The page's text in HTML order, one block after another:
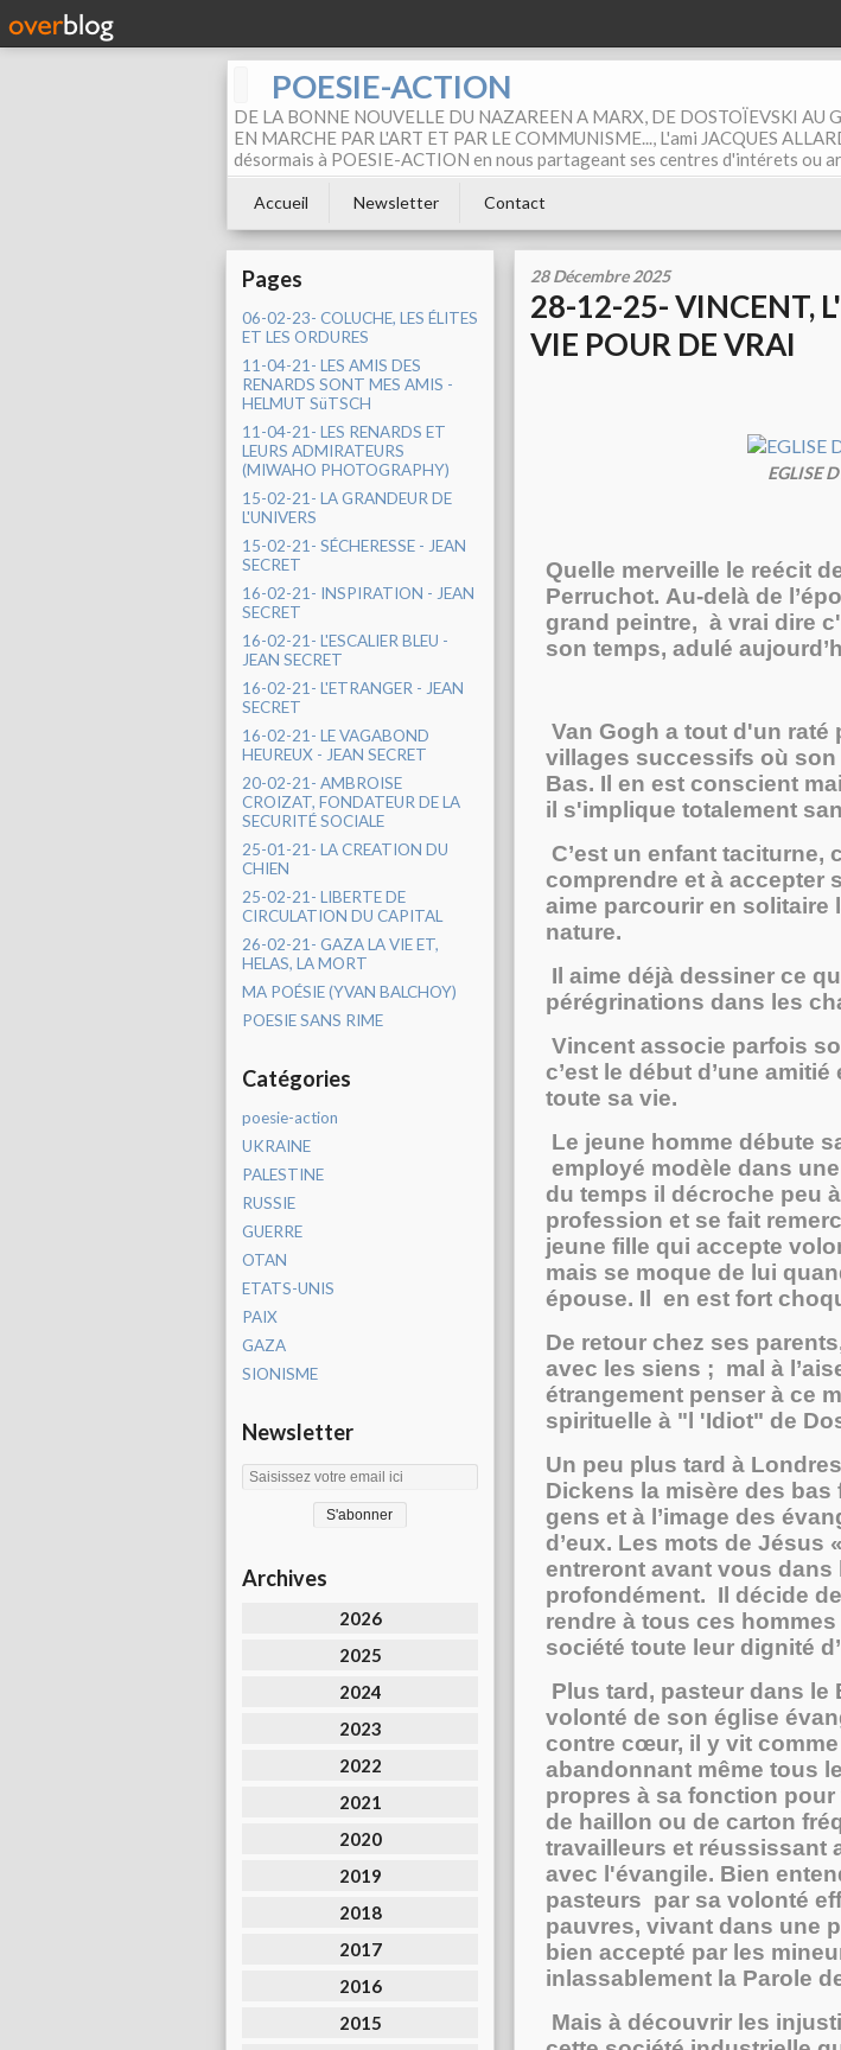
POESIE-ACTION
DE LA BONNE NOUVELLE DU NAZAREEN A MARX, DE DOSTOÏEVSKI AU
EN MARCHE PAR L'ART ET PAR LE COMMUNISME..., L'ami JACQUES
désormais à POESIE-ACTION en nous partageant ses centres d'intérets ou
Accueil Newsletter Contact
Pages
06-02-23- COLUCHE, LES ÉLITES
ET LES ORDURES
11-04-21- LES AMIS DES
RENARDS SONT MES AMIS -
HELMUT SüTSCH
11-04-21- LES RENARDS ET
LEURS ADMIRATEURS
(MIWAHO PHOTOGRAPHY)
15-02-21- LA GRANDEUR DE
L'UNIVERS
15-02-21- SÉCHERESSE - JEAN
SECRET
16-02-21- INSPIRATION - JEAN
SECRET
16-02-21- L'ESCALIER BLEU -
JEAN SECRET
16-02-21- L'ETRANGER - JEAN
SECRET
16-02-21- LE VAGABOND
HEUREUX - JEAN SECRET
20-02-21- AMBROISE
CROIZAT, FONDATEUR DE LA
SECURITÉ SOCIALE
25-01-21- LA CREATION DU
CHIEN
25-02-21- LIBERTE DE
CIRCULATION DU CAPITAL
26-02-21- GAZA LA VIE ET,
HELAS, LA MORT
MA POÉSIE (YVAN BALCHOY)
POESIE SANS RIME
Catégories
poesie-action
UKRAINE
PALESTINE
RUSSIE
GUERRE
OTAN
ETATS-UNIS
PAIX
GAZA
SIONISME
Newsletter
Archives
2026
2025
2024
2023
2022
2021
2020
2019
2018
2017
2016
2015
28 Décembre 2025
28-12-25- VINCENT,
VIE POUR DE VRAI
EGLISE
Quelle merveille le reécit
Perruchot. Au-delà de
grand peintre, à vrai dire
son temps, adulé
Van Gogh a tout d'un raté
villages successifs où son
Bas. Il en est conscient
il s'implique totalement
C’est un enfant taciturne,
comprendre et à accepter
aime parcourir en solitaire
nature.
Il aime déjà dessiner ce
pérégrinations dans les
Vincent associe parfois
c’est le début d’une
toute sa vie.
Le jeune homme débute
employé modèle dans
du temps il décroche peu
profession et se fait
jeune fille qui accepte
mais se moque de lui
épouse. Il en est fort
De retour chez ses
avec les siens ; mal à
étrangement penser à ce
spirituelle à "l 'Idiot" de
Un peu plus tard à
Dickens la misère des
gens et à l’image des
d’eux. Les mots de Jésus
entreront avant vous dans
profondément. Il décide
rendre à tous ces
société toute leur dignité
Plus tard, pasteur dans le
volonté de son église
contre cœur, il y vit
abandonnant même tous
propres à sa fonction
de haillon ou de carton
travailleurs et réussissant
avec l'évangile. Bien
pasteurs par sa volonté
pauvres, vivant dans une
bien accepté par les
inlassablement la Parole
Mais à découvrir les